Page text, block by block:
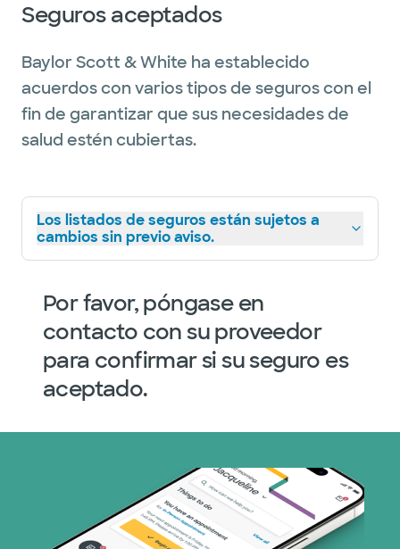
Seguros aceptados
Baylor Scott & White ha establecido
acuerdos con varios tipos de seguros con el
fin de garantizar que sus necesidades de
salud estén cubiertas.
Los listados de seguros están sujetos a
cambios sin previo aviso.
Por favor, póngase en
contacto con su proveedor
para confirmar si su seguro es
aceptado.